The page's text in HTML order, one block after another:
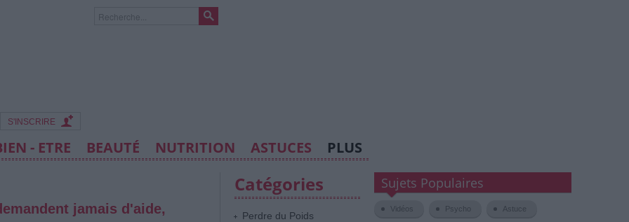
S'INSCRIRE
- ETRE BEAUTÉ NUTRITION ASTUCES PLUS
jamais d'aide,
Catégories
Perdre du Poids
Sujets Populaires
Vidéos Psycho Astuce